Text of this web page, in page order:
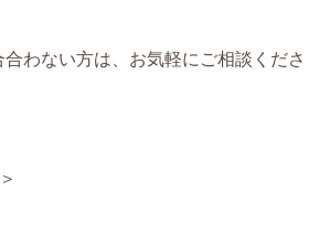
わない方は、お気軽にご相談くださ